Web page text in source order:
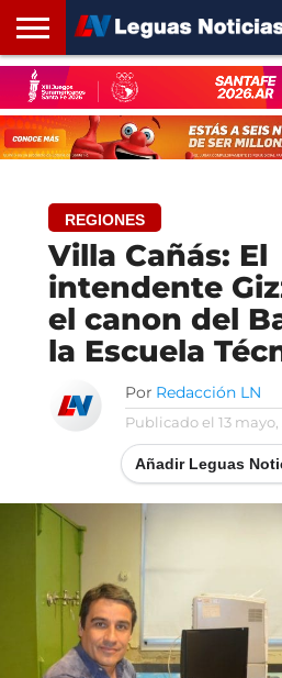
INICIO
SANTA
FE
ROSARIO24
REGIONES
ARGENTINA
OPINIÓN
CONTACTO
REGIONES
Villa Cañás: El
intendente
el canon del
la Escuela
Por Redacción LN
Publicado el 13 mayo,
Añadir Leguas